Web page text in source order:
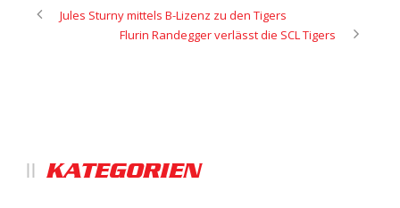
Jules Sturny mittels B-Lizenz zu den Tigers
Flurin Randegger verlässt die SCL Tigers
KATEGORIEN